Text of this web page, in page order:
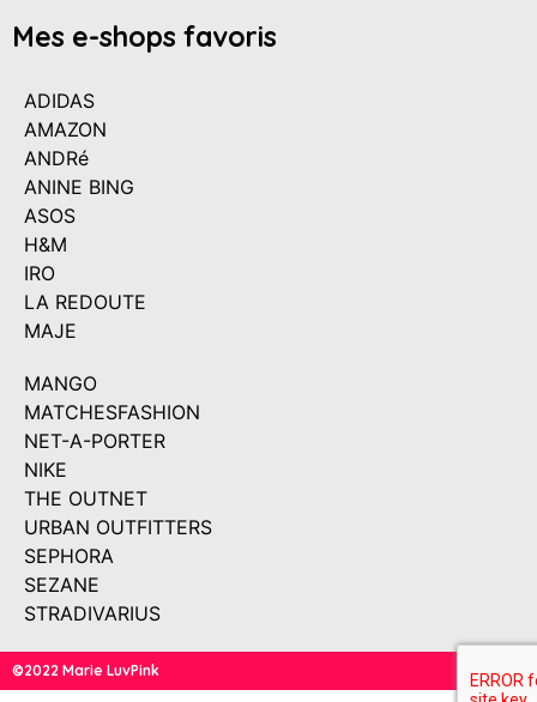
Mes e-shops favoris
ADIDAS
AMAZON
ANDRé
ANINE BING
ASOS
H&M
IRO
LA REDOUTE
MAJE
MANGO
MATCHESFASHION
NET-A-PORTER
NIKE
THE OUTNET
URBAN OUTFITTERS
SEPHORA
SEZANE
STRADIVARIUS
©2022 Marie LuvPink